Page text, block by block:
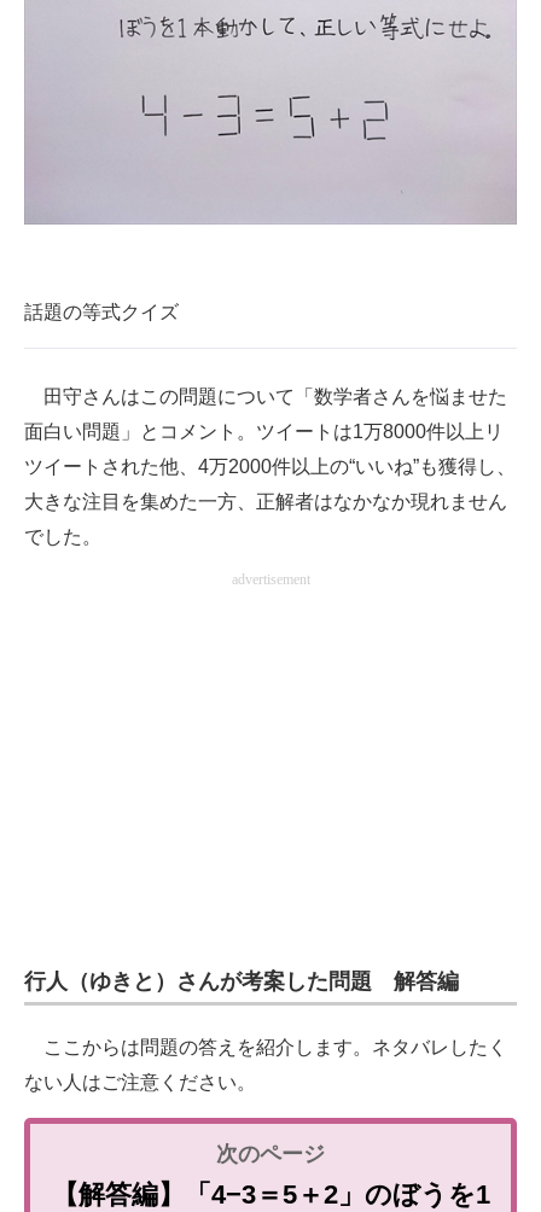
話題の等式クイズ
田守さんはこの問題について「数学者さんを悩ませた
面白い問題」とコメント。ツイートは1万8000件以上リ
ツイートされた他、4万2000件以上の“いいね”も獲得し、
大きな注目を集めた一方、正解者はなかなか現れません
でした。
advertisement
行人（ゆきと）さんが考案した問題 解答編
ここからは問題の答えを紹介します。ネタバレしたく
ない人はご注意ください。
【解答編】「4−3＝5＋2」のぼうを1